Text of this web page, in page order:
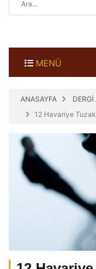
MENÜ
ANASAYFA DERGİ
12 Havariye